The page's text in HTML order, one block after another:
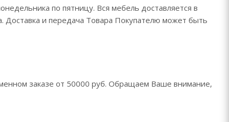
по пятницу. Вся мебель доставляется в
Доставка и передача Товара Покупателю может быть
заказе от 50000 руб. Обращаем Ваше внимание,